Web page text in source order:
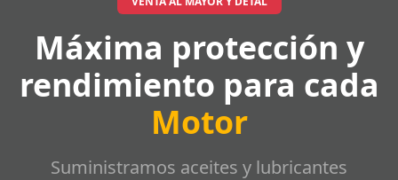
Máxima protección y
rendimiento para cada
Motor
Suministramos aceites y lubricantes